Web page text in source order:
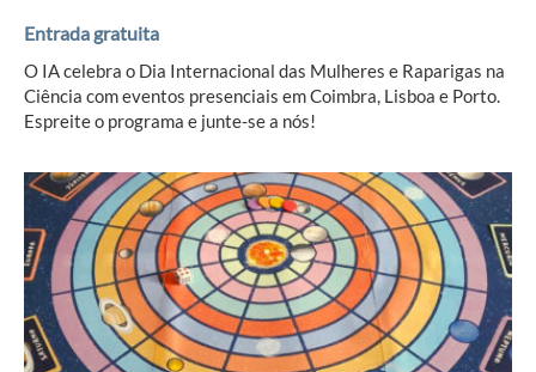
Entrada gratuita
O IA celebra o Dia Internacional das Mulheres e Raparigas na
Ciência com eventos presenciais em Coimbra, Lisboa e Porto.
Espreite o programa e junte-se a nós!